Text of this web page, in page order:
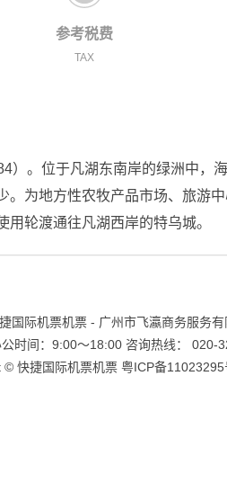
参考税费
TAX
）。位于凡湖东南岸的绿洲中，
为地方性农牧产品市场、旅游
轮渡通往凡湖西岸的特乌城。
国际机票机票 - 广州市飞瀛商务服务
时间：9:00～18:00 咨询热线： 020-
© 快捷国际机票机票 粤ICP备11023295